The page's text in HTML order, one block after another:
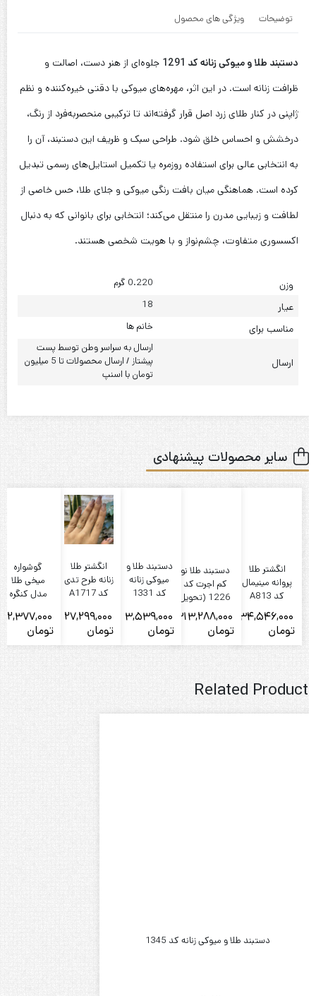
توضیحات ویژگی های محصول
دستبند طلا و میوکی زنانه کد 1291
جلوه‌ای از هنر دست، اصالت و
ظرافت زنانه است. در این اثر، مهره‌های میوکی با دقتی خیره‌کننده و نظم
ژاپنی در کنار طلای زرد اصل قرار گرفته‌اند تا ترکیبی منحصر‌به‌فرد از رنگ،
درخشش و احساس خلق شود. طراحی سبک و ظریف این دستبند، آن را
به انتخابی عالی برای استفاده روزمره یا تکمیل استایل‌های رسمی تبدیل
کرده است. هماهنگی میان بافت رنگی میوکی و جلای طلا، حس خاصی از
لطافت و زیبایی مدرن را منتقل می‌کند؛ انتخابی برای بانوانی که به دنبال
اکسسوری متفاوت، چشم‌نواز و با هویت شخصی هستند.
وزن 0.220 گرم
عیار 18
مناسب برای خانم ها
ارسال
ارسال به سراسر وطن توسط پست
پیشتاز / ارسال محصولات تا 5 میلیون
تومان با اسنپ
سایر محصولات پیشنهادی
انگشتر طلا
پروانه مینیمال
کد A813
34,546,000
تومان
دستبند طلا نو
کم اجرت کد
1226 (تحویل
درب گالری)
313,288,000
تومان
دستبند طلا و
میوکی زنانه
کد 1331
3,539,000
تومان
انگشتر طلا
زنانه طرح تدی
کد A1717
27,299,000
تومان
گوشواره
میخی طلا
مدل کنگره
12,377,000
تومان
Related
دستبند طلا و میوکی زنانه کد 1345